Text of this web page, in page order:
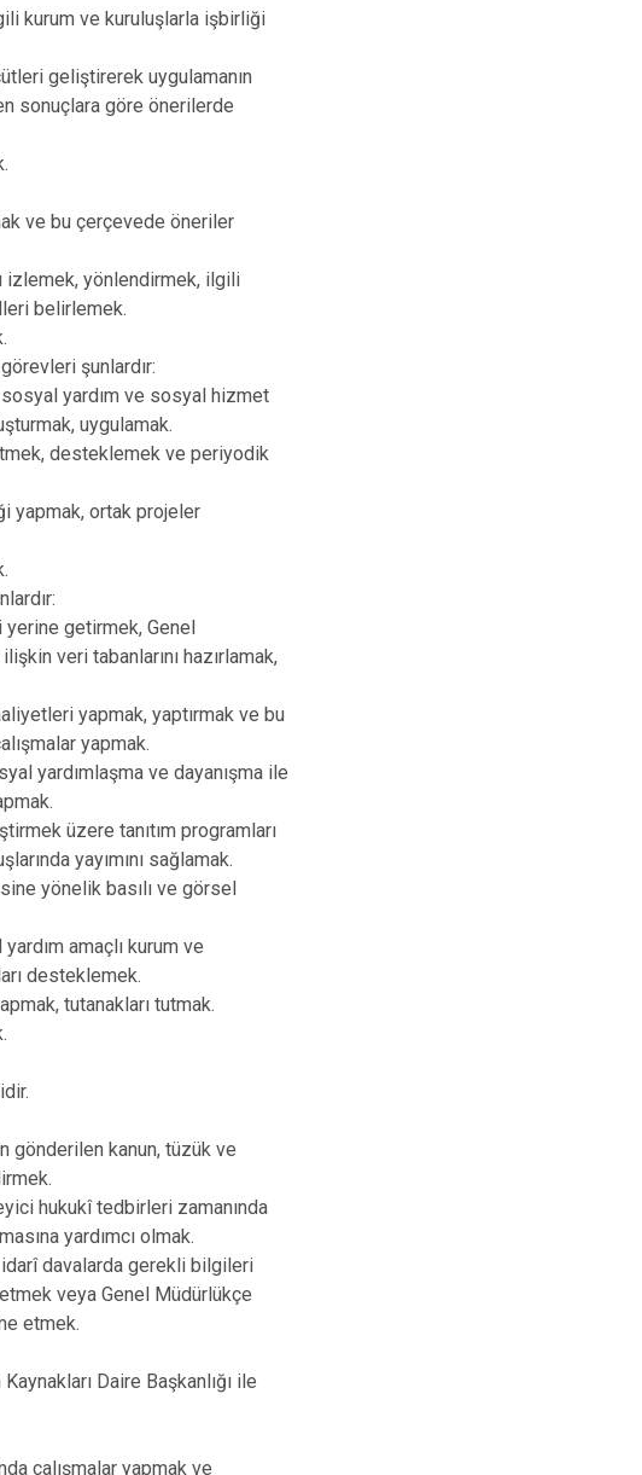
kurum ve kuruluşlarla işbirliği
geliştirerek uygulamanın
sonuçlara göre önerilerde
ve bu çerçevede öneriler
izlemek, yönlendirmek, ilgili
belirlemek.
şunlardır:
sosyal yardım ve sosyal hizmet
uygulamak.
desteklemek ve periyodik
yapmak, ortak projeler
getirmek, Genel
veri tabanlarını hazırlamak,
yapmak, yaptırmak ve bu
yapmak.
yardımlaşma ve dayanışma ile
üzere tanıtım programları
yayımını sağlamak.
yönelik basılı ve görsel
amaçlı kurum ve
desteklemek.
tutanakları tutmak.
gönderilen kanun, tüzük ve
hukukî tedbirleri zamanında
yardımcı olmak.
davalarda gerekli bilgileri
veya Genel Müdürlükçe
etmek.
Daire Başkanlığı ile
çalışmalar yapmak ve